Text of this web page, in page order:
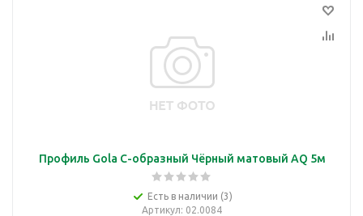
Профиль Gola C-образный Чёрный матовый AQ 5м
Есть в наличии (3)
Артикул: 02.0084